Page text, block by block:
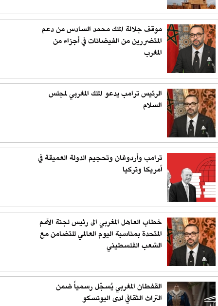
موقف جلالة الملك محمد السادس من دعم
المتضررين من الفيضانات في أجزاء من
المغرب
الرئيس ترامب يدعو الملك المغربي لمجلس
السلام
ترامب وأردوغان وتحجيم الدولة العميقة في
أمريكا وتركيا
خطاب العاهل المغربي الى رئيس لجنة الأمم
المتحدة بمناسبة اليوم العالمي للتضامن مع
الشعب الفلسطيني
القفطان المغربي يُسجّل رسمياً ضمن
التراث الثقافي لدى اليونسكو